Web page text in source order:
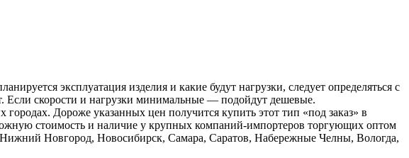
эксплуатация изделия и какие будут нагрузки, следует определяться с
скорости и нагрузки минимальные — подойдут дешевые.
Дороже указанных цен получится купить этот тип «под заказ» в
стоимость и наличие у крупных компаний-импортеров торгующих оптом
Новгород, Новосибирск, Самара, Саратов, Набережные Челны, Вологда,